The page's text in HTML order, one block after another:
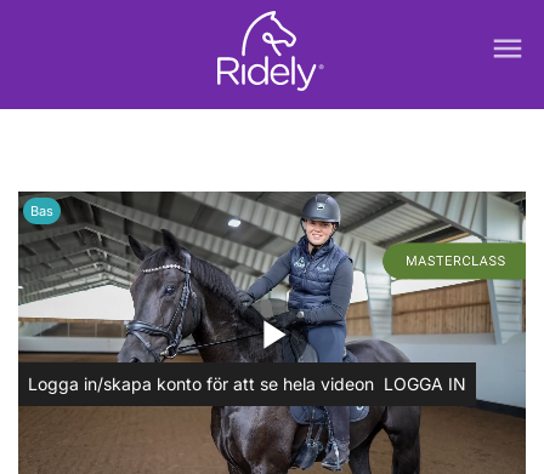
menu
play_arrow
Bas
Logga in/skapa konto för att se hela videon LOGGA IN